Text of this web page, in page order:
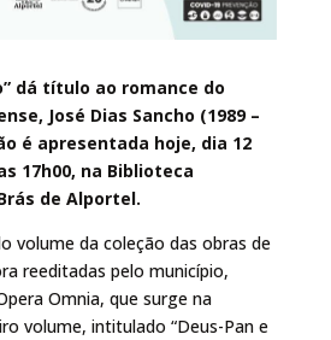
dá título ao romance do
José Dias Sancho (1989 –
é apresentada hoje, dia 12
17h00, na Biblioteca
de Alportel.
volume da coleção das obras de
reeditadas pelo município,
Omnia, que surge na
volume, intitulado “Deus-Pan e